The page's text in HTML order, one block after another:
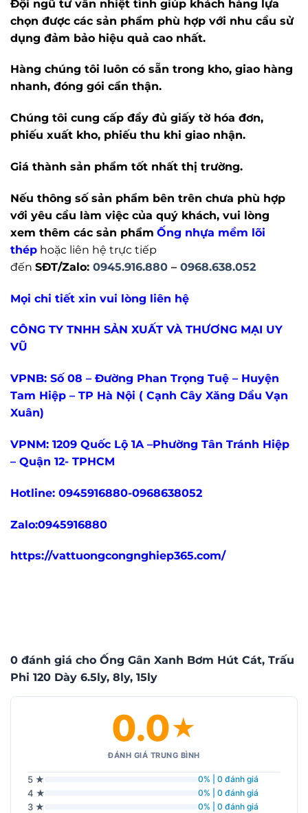
Đội ngũ tư vấn nhiệt tình giúp khách hàng lựa
chọn được các sản phẩm phù hợp với nhu cầu sử
dụng đảm bảo hiệu quả cao nhất.
Hàng chúng tôi luôn có sẵn trong kho, giao hàng
nhanh, đóng gói cẩn thận.
Chúng tôi cung cấp đầy đủ giấy tờ hóa đơn,
phiếu xuất kho, phiếu thu khi giao nhận.
Giá thành sản phẩm tốt nhất thị trường.
Nếu thông số sản phẩm bên trên chưa phù hợp
với yêu cầu làm việc của quý khách, vui lòng
xem thêm các sản phẩm Ống nhựa mềm lõi
thép hoặc liên hệ trực tiếp
đến SĐT/Zalo: 0945.916.880 – 0968.638.052
Mọi chi tiết xin vui lòng liên hệ
CÔNG TY TNHH SẢN XUẤT VÀ THƯƠNG MẠI UY
VŨ
VPNB: Số 08 – Đường Phan Trọng Tuệ – Huyện
Tam Hiệp – TP Hà Nội ( Cạnh Cây Xăng Dầu Vạn
Xuân)
VPNM: 1209 Quốc Lộ 1A –Phường Tân Tránh Hiệp
– Quận 12- TPHCM
Hotline: 0945916880-0968638052
Zalo:0945916880
https://vattuongcongnghiep365.com/
0 đánh giá cho Ống Gân Xanh Bơm Hút Cát, Trấu
Phi 120 Dày 6.5ly, 8ly, 15ly
0.0★
ĐÁNH GIÁ TRUNG BÌNH
5 ★ 0% | 0 đánh giá
4 ★ 0% | 0 đánh giá
3 ★ 0% | 0 đánh giá